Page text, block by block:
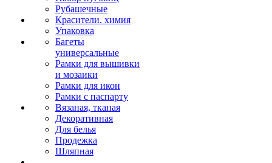
Рубашечные
Красители. химия
Упаковка
Багеты
универсальные
Рамки для вышивки
и мозаики
Рамки для икон
Рамки с паспарту
Вязаная, тканая
Декоративная
Для белья
Продежка
Шляпная